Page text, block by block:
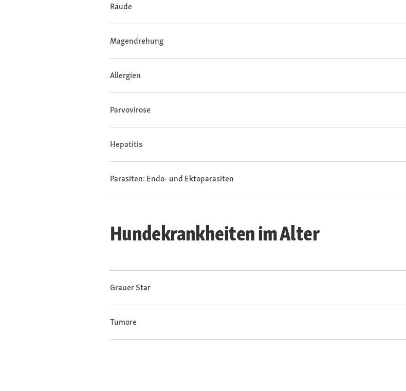
Räude
Magendrehung
Allergien
Parvovirose
Hepatitis
Parasiten: Endo- und Ektoparasiten
Hundekrankheiten im Alter
Grauer Star
Tumore